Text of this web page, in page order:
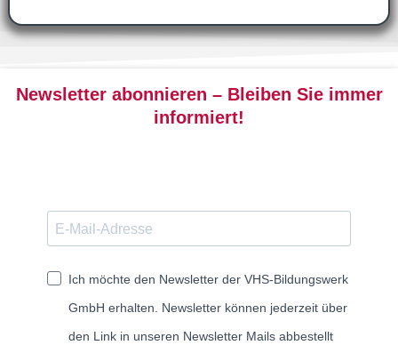
Newsletter abonnieren – Bleiben Sie immer
informiert!
Ich möchte den Newsletter der VHS-Bildungswerk
GmbH erhalten. Newsletter können jederzeit über
den Link in unseren Newsletter Mails abbestellt